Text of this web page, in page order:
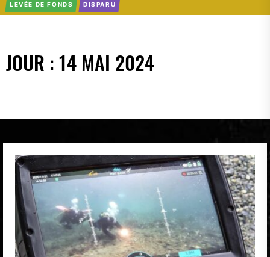
LEVÉE DE FONDS DISPARU
JOUR :14 MAI 2024